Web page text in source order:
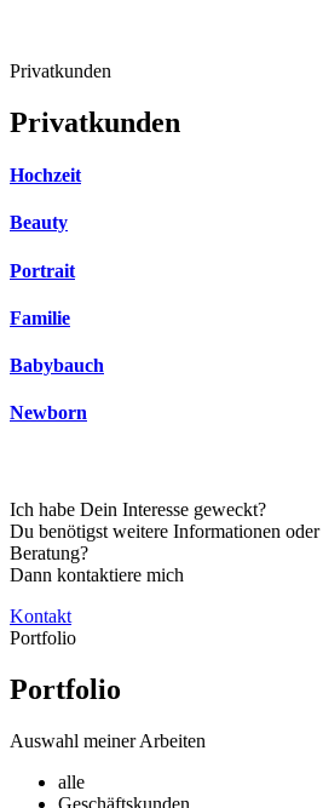
Privatkunden
Privatkunden
Hochzeit
Beauty
Portrait
Familie
Babybauch
Newborn
Ich habe Dein Interesse geweckt?
Du benötigst weitere Informationen
Beratung?
Dann kontaktiere mich
Kontakt
Portfolio
Portfolio
Auswahl meiner Arbeiten
alle